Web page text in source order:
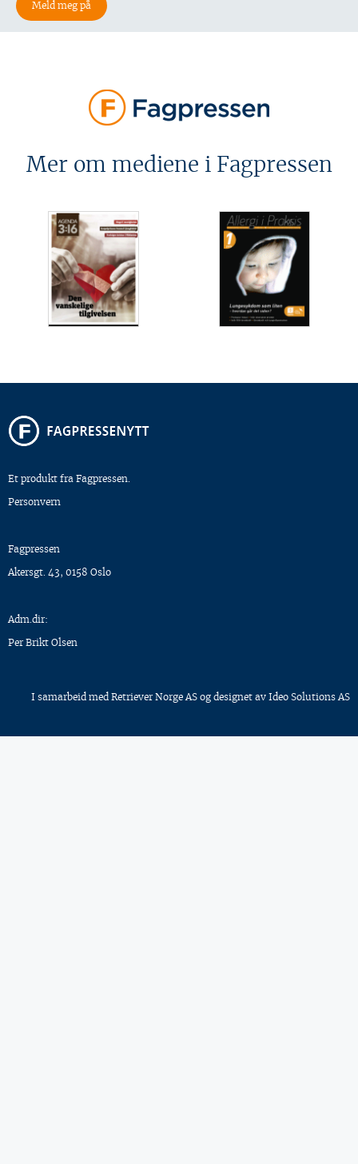
Mer om mediene i Fagpressen
Et produkt fra Fagpressen.
Personvern
Fagpressen
Akersgt. 43, 0158 Oslo
Adm.dir:
Per Brikt Olsen
I samarbeid med Retriever Norge AS og designet av Ideo Solutions AS